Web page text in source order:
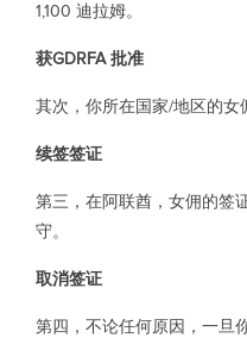
1,100 迪拉姆。
获GDRFA批准
其次，你所在国家/地区的女
续签签证
第三，在阿联酋，女佣的签
守。
取消签证
第四，不论任何原因，一旦